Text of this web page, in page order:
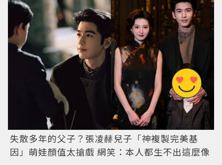
失散多年的父子？張凌赫兒子「神複製完美基
因」萌娃顏值太搶戲 網笑：本人都生不出這麼像